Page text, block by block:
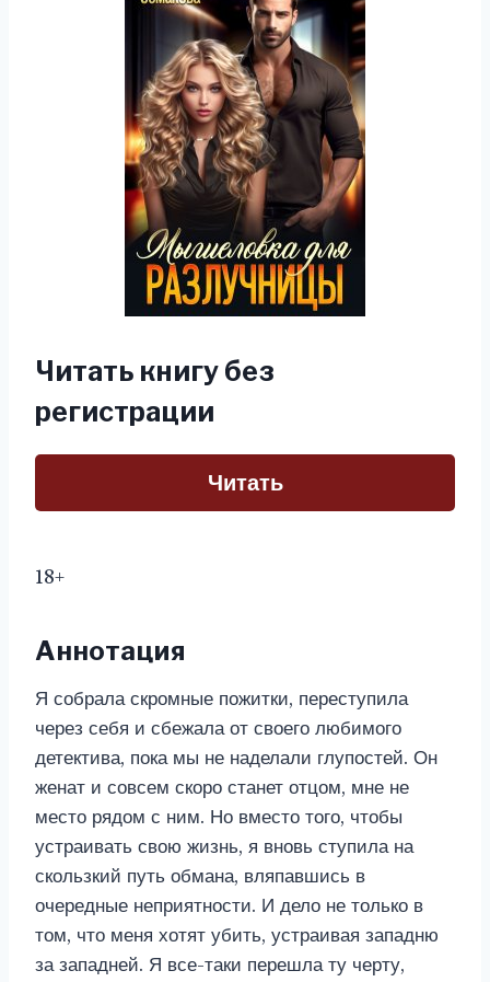
Читать книгу без
регистрации
Читать
18+
Аннотация
Я собрала скромные пожитки, переступила
через себя и сбежала от своего любимого
детектива, пока мы не наделали глупостей. Он
женат и совсем скоро станет отцом, мне не
место рядом с ним. Но вместо того, чтобы
устраивать свою жизнь, я вновь ступила на
скользкий путь обмана, вляпавшись в
очередные неприятности. И дело не только в
том, что меня хотят убить, устраивая западню
за западней. Я все-таки перешла ту черту,